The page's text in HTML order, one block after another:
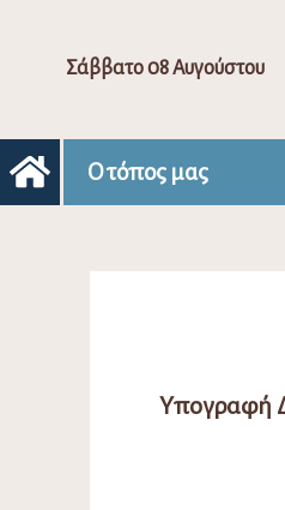
Σάββατο 08 Αυγούστου
Ο τόπος μας
Υπογραφή